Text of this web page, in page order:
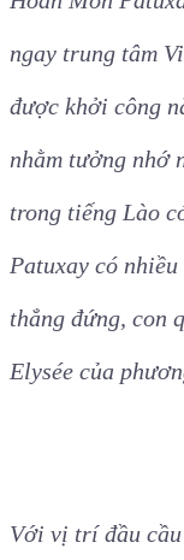
Thành viên trong
được khởi công